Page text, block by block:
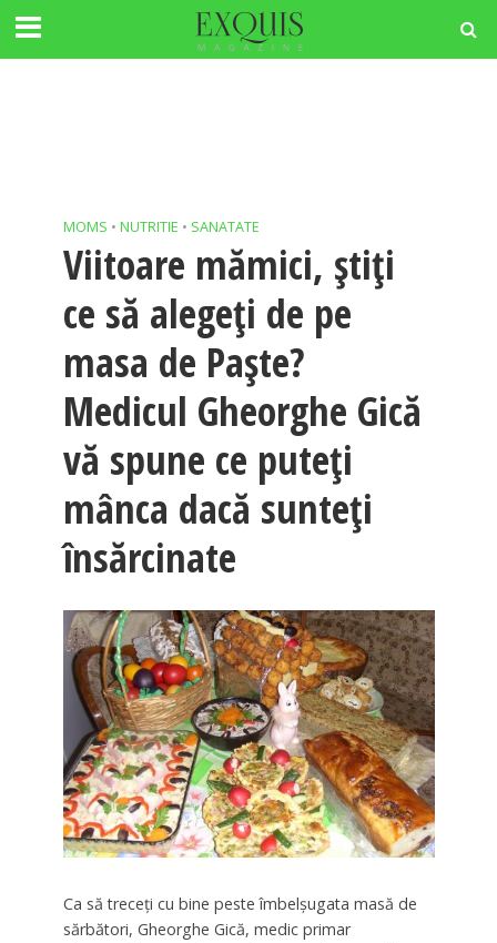
MOMS • NUTRITIE • SANATATE
Viitoare mămici, ştiţi
ce să alegeţi de pe
masa de Paşte?
Medicul Gheorghe Gică
vă spune ce puteţi
mânca dacă sunteţi
însărcinate
Ca să treceţi cu bine peste îmbelşugata masă de
sărbători, Gheorghe Gică, medic primar